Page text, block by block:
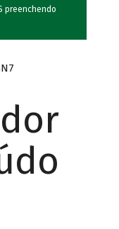
preenchendo